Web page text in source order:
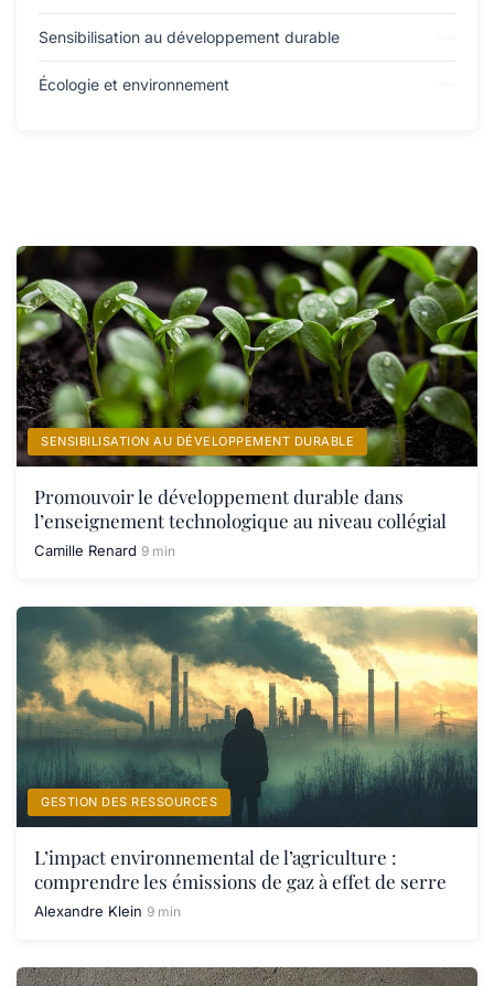
Sensibilisation au développement durable
Écologie et environnement
SENSIBILISATION AU DÉVELOPPEMENT DURABLE
Promouvoir le développement durable dans
l’enseignement technologique au niveau collégial
Camille Renard 9 min
GESTION DES RESSOURCES
L’impact environnemental de l’agriculture :
comprendre les émissions de gaz à effet de serre
Alexandre Klein 9 min